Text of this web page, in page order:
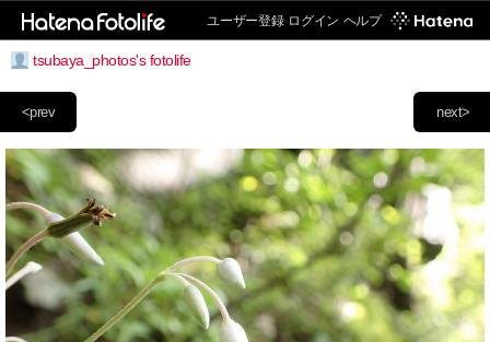
ユーザー登録 ログイン ヘルプ
tsubaya_photos's fotolife
next>
<prev